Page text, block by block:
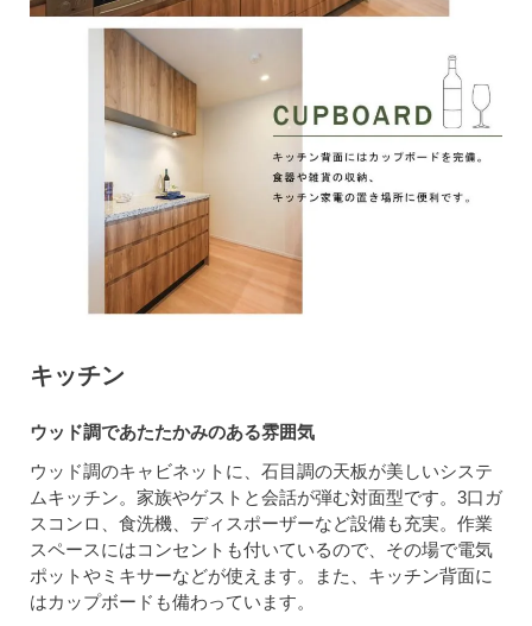
キッチン
ウッド調であたたかみのある雰囲気
ウッド調のキャビネットに、石目調の天板が美しいシステ
ムキッチン。家族やゲストと会話が弾む対面型です。3口ガ
スコンロ、食洗機、ディスポーザーなど設備も充実。作業
スペースにはコンセントも付いているので、その場で電気
ポットやミキサーなどが使えます。また、キッチン背面に
はカップボードも備わっています。